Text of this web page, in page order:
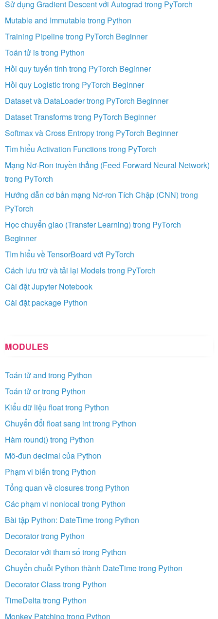
Sử dụng Gradient Descent với Autograd trong PyTorch
Mutable and Immutable trong Python
Training Pipeline trong PyTorch Beginner
Toán tử is trong Python
Hồi quy tuyến tính trong PyTorch Beginner
Hồi quy Logistic trong PyTorch Beginner
Dataset và DataLoader trong PyTorch Beginner
Dataset Transforms trong PyTorch Beginner
Softmax và Cross Entropy trong PyTorch Beginner
Tìm hiểu Activation Functions trong PyTorch
Mạng Nơ-Ron truyền thẳng (Feed Forward Neural Network)
trong PyTorch
Hướng dẫn cơ bản mạng Nơ-ron Tích Chập (CNN) trong
PyTorch
Học chuyển giao (Transfer Learning) trong PyTorch
Beginner
Tìm hiểu về TensorBoard với PyTorch
Cách lưu trữ và tải lại Models trong PyTorch
Cài đặt Jupyter Notebook
Cài đặt package Python
MODULES
Toán tử and trong Python
Toán tử or trong Python
Kiểu dữ liệu float trong Python
Chuyển đổi float sang int trong Python
Hàm round() trong Python
Mô-đun decimal của Python
Phạm vi biến trong Python
Tổng quan về closures trong Python
Các phạm vi nonlocal trong Python
Bài tập Python: DateTime trong Python
Decorator trong Python
Decorator với tham số trong Python
Chuyển chuỗi Python thành DateTime trong Python
Decorator Class trong Python
TimeDelta trong Python
Monkey Patching trong Python